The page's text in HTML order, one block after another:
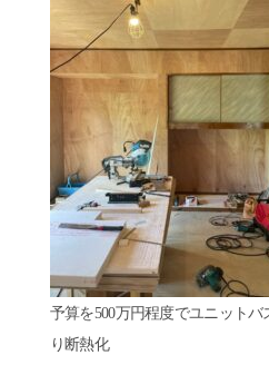
予算を500万円程度でユニット
り断熱化